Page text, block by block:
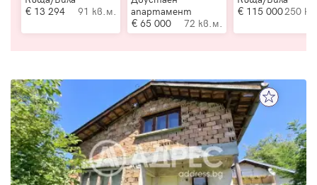
13 294
91 кв.м.
апартамент
65 000
72 кв.м.
115 000250